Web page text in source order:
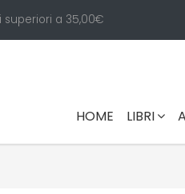
superiori a 35,00€
HOME (CURRENT)
LIBRI